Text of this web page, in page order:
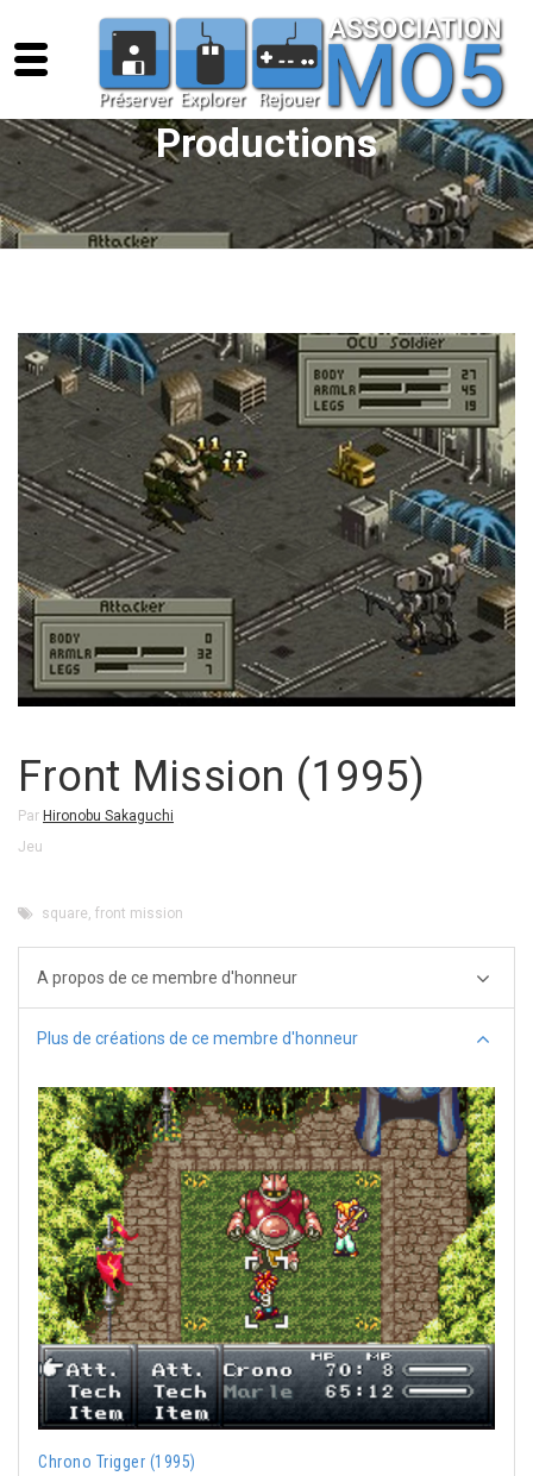
Productions
Front Mission (1995)
Par Hironobu Sakaguchi
Jeu
square front mission
A propos de ce membre d'honneur
Plus de créations de ce membre d'honneur
Chrono Trigger (1995)